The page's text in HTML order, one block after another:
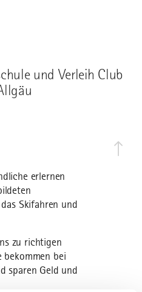
und Verleih Club
erlernen
Skifahren und
zu richtigen
bekommen bei
sparen Geld und